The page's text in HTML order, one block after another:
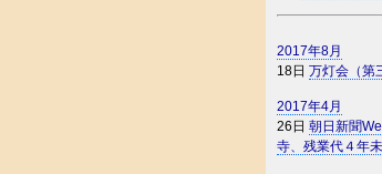
2017年8月
18日 万灯会（第
2017年4月
26日 朝日新聞
寺、残業代４年